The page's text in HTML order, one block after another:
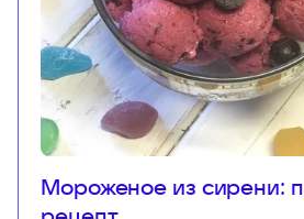
Мороженое из сирени: